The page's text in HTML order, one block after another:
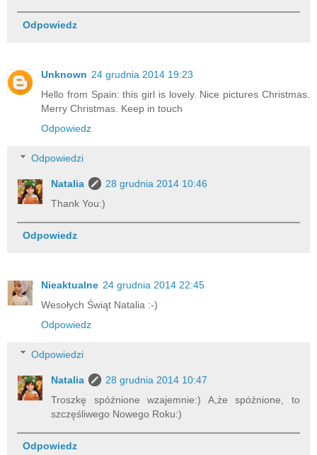
Odpowiedz
Unknown 24 grudnia 2014 19:23
Hello from Spain: this girl is lovely. Nice pictures Christmas.
Merry Christmas. Keep in touch
Odpowiedz
Odpowiedzi
Natalia
28 grudnia 2014 10:46
Thank You:)
Odpowiedz
Nieaktualne 24 grudnia 2014 22:45
Wesołych Świąt Natalia :-)
Odpowiedz
Odpowiedzi
Natalia
28 grudnia 2014 10:47
Troszkę spóźnione wzajemnie:) A,że spóźnione, to
szczęśliwego Nowego Roku:)
Odpowiedz